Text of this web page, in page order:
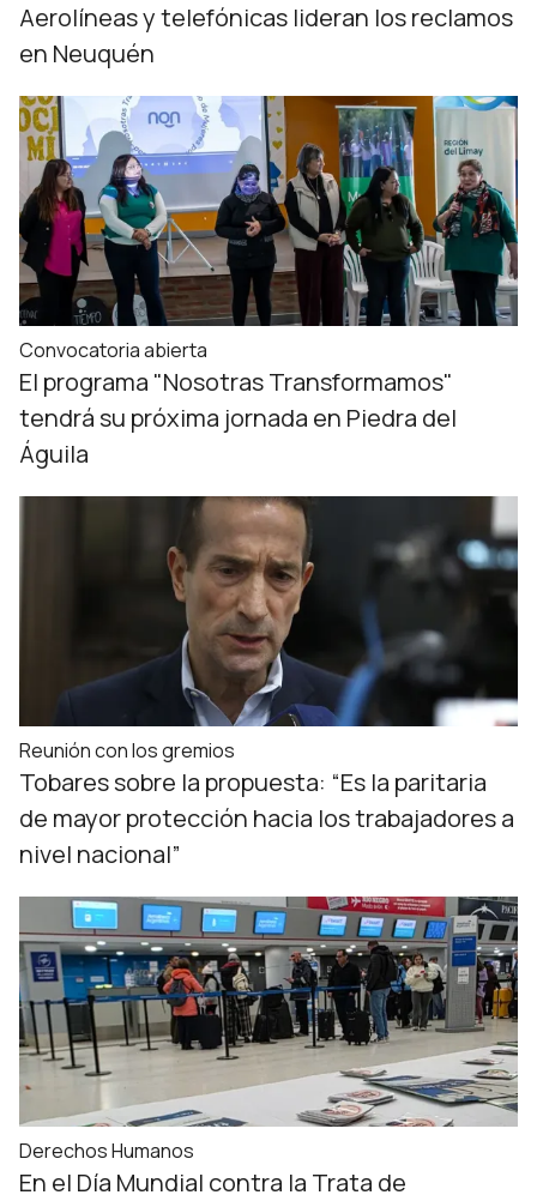
Aerolíneas y telefónicas lideran los reclamos
en Neuquén
Convocatoria abierta
El programa "Nosotras Transformamos"
tendrá su próxima jornada en Piedra del
Águila
Reunión con los gremios
Tobares sobre la propuesta: “Es la paritaria
de mayor protección hacia los trabajadores a
nivel nacional”
Derechos Humanos
En el Día Mundial contra la Trata de